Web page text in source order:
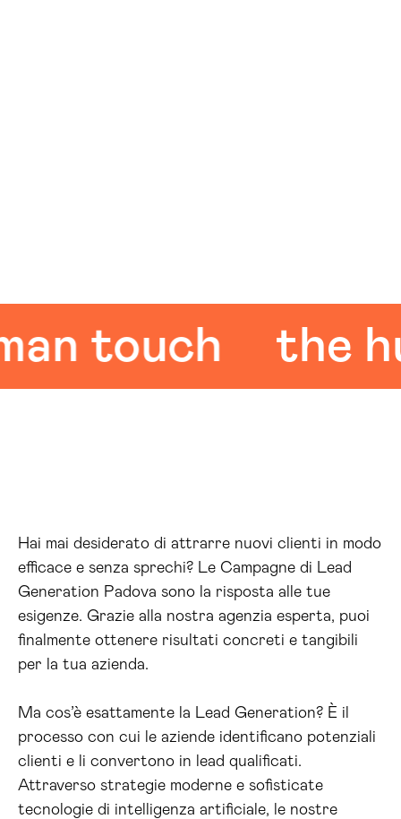
touch the
Hai mai desiderato di attrarre nuovi clienti in modo
efficace e senza sprechi? Le Campagne di Lead
Generation Padova sono la risposta alle tue
esigenze. Grazie alla nostra agenzia esperta, puoi
finalmente ottenere risultati concreti e tangibili
per la tua azienda.
Ma cos’è esattamente la Lead Generation? È il
processo con cui le aziende identificano potenziali
clienti e li convertono in lead qualificati.
Attraverso strategie moderne e sofisticate
tecnologie di intelligenza artificiale, le nostre